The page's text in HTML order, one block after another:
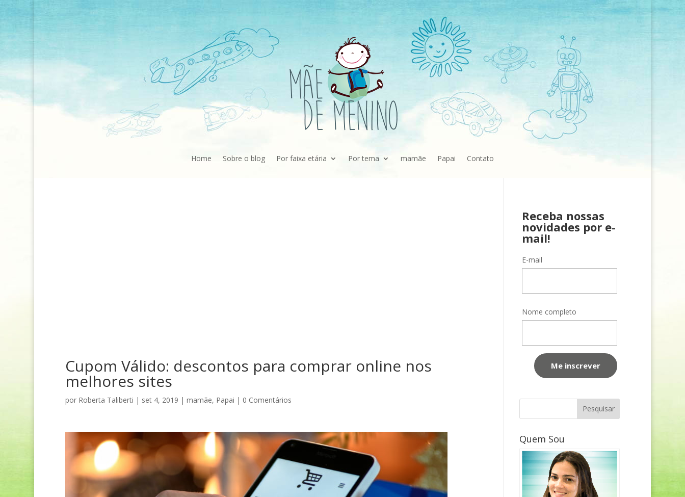
Home Sobre o blog Por faixa etária Por tema mamãe Papai Contato
Cupom Válido: descontos para comprar online nos
melhores sites
por Roberta Taliberti | set 4, 2019 | mamãe, Papai | 0 Comentários
Receba nossas
novidades por e-
mail!
E-mail
Nome completo
Quem Sou